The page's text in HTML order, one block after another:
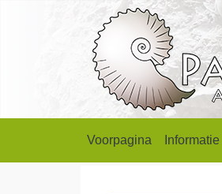
Voorpagina Informatie